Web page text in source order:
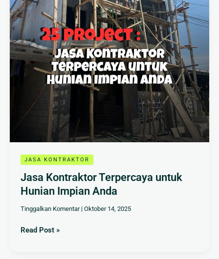
JASA KONTRAKTOR
Jasa Kontraktor Terpercaya untuk
Hunian Impian Anda
Tinggalkan Komentar | Oktober 14, 2025
Impian
Anda
Read Post »